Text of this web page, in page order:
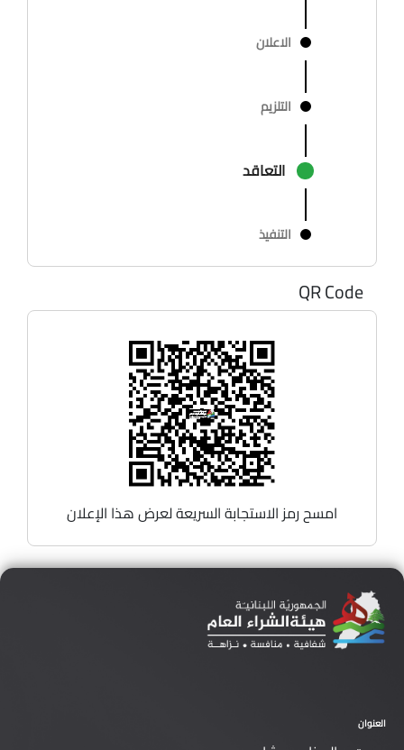
الاعلان
التلزيم
التعاقد
التنفيذ
QR Code
امسح رمز الاستجابة السريعة لعرض هذا الإعلان
العنوان